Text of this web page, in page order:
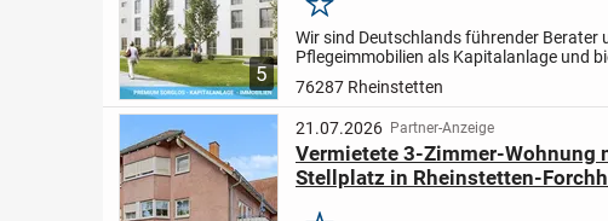
5
Merken
Wir sind Deutschlands führender Berater
Pflegeimmobilien als Kapitalanlage und
sicherste und passivste Anlageform.
76287 Rheinstetten
21.07.2026 Partner-Anzeige
Vermietete 3-Zimmer-Wohnung
Stellplatz in Rheinstetten-